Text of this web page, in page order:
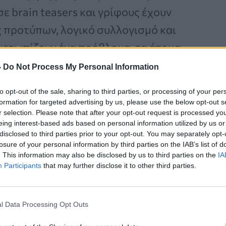
Do Not Process My Personal Information
opt-out of the sale, sharing to third parties, or processing of your
for targeted advertising by us, please use the below opt-out
selection. Please note that after your opt-out request is processed
interest-based ads based on personal information utilized by us
to third parties prior to your opt-out. You may separately
of your personal information by third parties on the IAB’s list of
This information may also be disclosed by us to third parties on the
Participants that may further disclose it to other third parties.
Data Processing Opt Outs
brain teasers και γρίφους έχουν
λογικό συλλογισμό και
ένα πρόβλημα, τα άτομα
– αναζητούν κρυφές ενδείξεις,
Καρκίνος Προστάτη:
Νέα Ελάχιστα
Επεμβατική Εστιακή